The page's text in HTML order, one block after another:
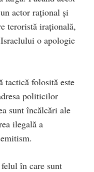
actor rațional și
teroristă irațională,
o apologie
tactică folosită este
politicilor
sunt încălcări ale
ilegală a
în care sunt